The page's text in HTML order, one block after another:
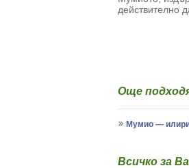
действително
Още
Мумио —
Всичко за